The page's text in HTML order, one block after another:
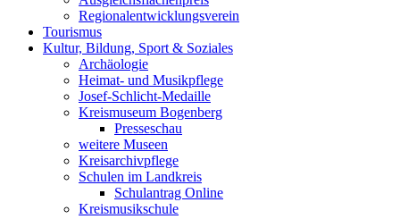
Regionalentwicklungsverein
Tourismus
Kultur, Bildung, Sport & Soziales
Archäologie
Heimat- und Musikpflege
Josef-Schlicht-Medaille
Kreismuseum Bogenberg
Presseschau
weitere Museen
Kreisarchivpflege
Schulen im Landkreis
Schulantrag Online
Kreismusikschule